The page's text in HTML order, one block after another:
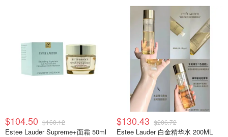
$104.50 $160.12
Estee Lauder Supreme+面霜 50ml
$130.43 $206.72
Estee Lauder 白金精华水 200ML